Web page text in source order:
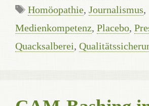
Schlagwörter
Homöopathie, Journalismus,
Medienkompetenz, Placebo,
Quacksalberei,